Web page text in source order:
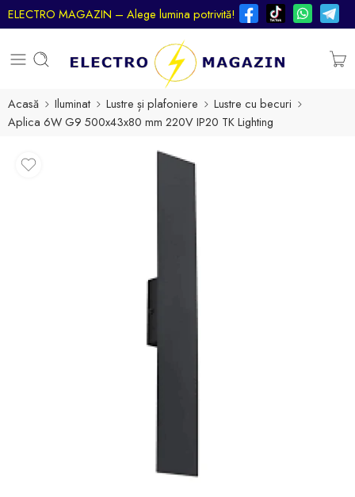
ELECTRO MAGAZIN – Alege lumina potrivită!
Acasă Iluminat Lustre și plafoniere
Lustre cu becuri
Aplica 6W G9 500x43x80 mm 220V IP20 TK Lighting